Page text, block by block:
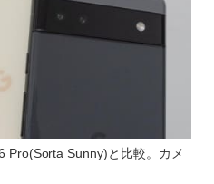
Pro(Sorta Sunny)と比較。カメ